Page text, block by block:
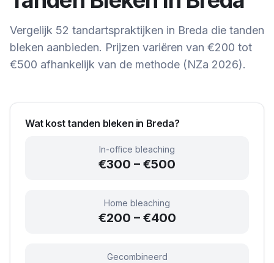
Vergelijk 52 tandartspraktijken in Breda die tanden
bleken aanbieden. Prijzen variëren van €200 tot
€500 afhankelijk van de methode (NZa 2026).
Wat kost tanden bleken in Breda?
In-office bleaching
€300 – €500
Home bleaching
€200 – €400
Gecombineerd